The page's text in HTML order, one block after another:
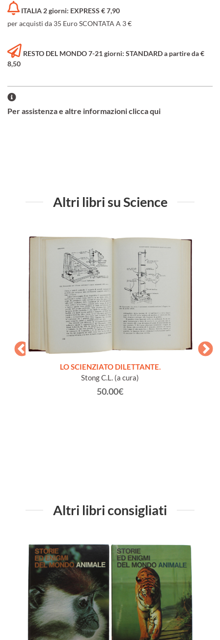
ITALIA 2 giorni: EXPRESS € 7,90
per acquisti da 35 Euro SCONTATA A 3 €
RESTO DEL MONDO 7-21 giorni: STANDARD a partire da €
8,50
Per assistenza e altre informazioni clicca qui
Altri libri su Science
LO SCIENZIATO DILETTANTE.
Stong C.L. (a cura)
50.00€
Altri libri consigliati